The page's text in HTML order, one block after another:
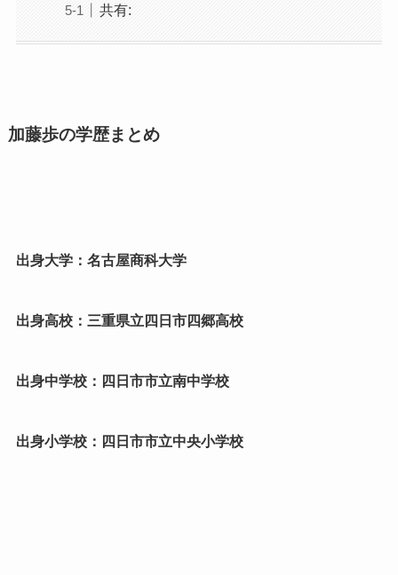
共有:
加藤歩の学歴まとめ
出身大学：名古屋商科大学
出身高校：三重県立四日市四郷高校
出身中学校：四日市市立南中学校
出身小学校：四日市市立中央小学校